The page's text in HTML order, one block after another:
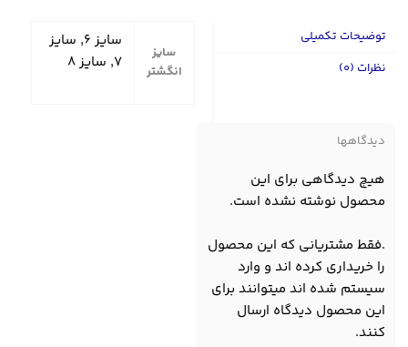
توضیحات تکمیلی
نظرات (0)
سایز
انگشتر
سایز ۶, سایز
۷, سایز ۸
دیدگاهها
هیچ دیدگاهی برای این
محصول نوشته نشده است.
.فقط مشتریانی که این محصول
را خریداری کرده اند و وارد
سیستم شده اند میتوانند برای
این محصول دیدگاه ارسال
کنند.